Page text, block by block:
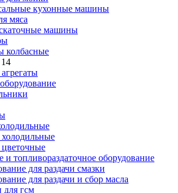
кухонные машины
мяса
машины
и топливораздаточное оборудование
для раздачи смазки
для раздачи и сбор масла
для гсм